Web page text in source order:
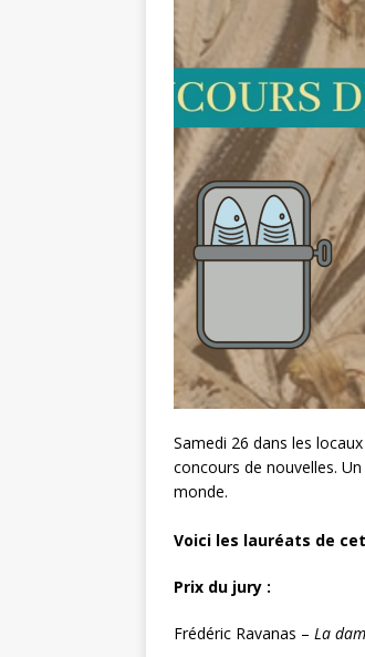
Samedi 26 dans les
concours de nouvelles.
monde.
Voici les lauréats de
Prix du jury :
Frédéric Ravanas – La